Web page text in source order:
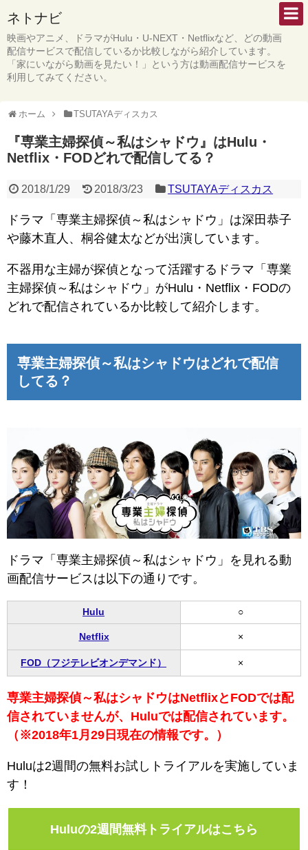
ネトナビ
映画やアニメ、ドラマがHulu・U-NEXT・Netflixなど、どの動画
配信サービスで配信しているか比較しながら紹介しています。
「家にいながら動画を見たい！」という方は動画配信サービスを
利用してみてください。
ホーム TSUTAYAディスカス
『専業主婦探偵～私はシャドウ』はHulu・
Netflix・FODどれで配信してる？
2018/1/29 2018/3/23 TSUTAYAディスカス
ドラマ「専業主婦探偵～私はシャドウ」は深田恭子
や藤木直人、桐谷健太などが出演しています。
不器用な主婦が探偵となって活躍するドラマ「専業
主婦探偵～私はシャドウ」がHulu・Netflix・FODの
どれで配信されているか比較して紹介します。
専業主婦探偵～私はシャドウはどれで配信
してる？
ドラマ「専業主婦探偵～私はシャドウ」を見れる動
画配信サービスは以下の通りです。
Hulu ○
Netflix ×
FOD（フジテレビオンデマンド） ×
専業主婦探偵～私はシャドウはNetflixとFODでは配
信されていませんが、Huluでは配信されています。
（※2018年1月29日現在の情報です。）
Huluは2週間の無料お試しトライアルを実施していま
す！
Huluの2週間無料トライアルはこちら